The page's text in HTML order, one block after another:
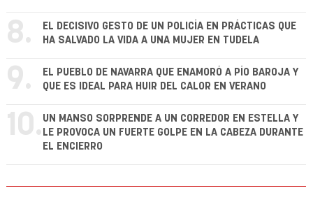
8.
EL DECISIVO GESTO DE UN POLICÍA EN PRÁCTICAS QUE
HA SALVADO LA VIDA A UNA MUJER EN TUDELA
9.
EL PUEBLO DE NAVARRA QUE ENAMORÓ A PÍO BAROJA Y
QUE ES IDEAL PARA HUIR DEL CALOR EN VERANO
10. UN MANSO SORPRENDE A UN CORREDOR EN ESTELLA Y
LE PROVOCA UN FUERTE GOLPE EN LA CABEZA DURANTE
EL ENCIERRO